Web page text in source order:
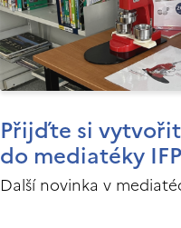
Přijďte si
do mediatéky
Další novinka v